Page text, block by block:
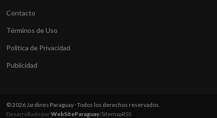
Contacto
Términos de Uso
Política de Privacidad
Publicidad
© 2026 Jardines Paraguay · Todos los derechos reservados.
Desarrollado porWebSiteParaguay|SitemapRSS